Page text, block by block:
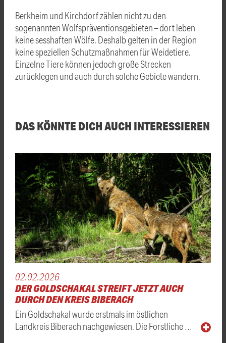
Berkheim und Kirchdorf zählen nicht zu den
sogenannten Wolfspräventionsgebieten – dort leben
keine sesshaften Wölfe. Deshalb gelten in der Region
keine speziellen Schutzmaßnahmen für Weidetiere.
Einzelne Tiere können jedoch große Strecken
zurücklegen und auch durch solche Gebiete wandern.
DAS KÖNNTE DICH AUCH INTERESSIEREN
02.02.2026
DER GOLDSCHAKAL STREIFT JETZT AUCH
DURCH DEN KREIS BIBERACH
Ein Goldschakal wurde erstmals im östlichen
Landkreis Biberach nachgewiesen. Die Forstliche …